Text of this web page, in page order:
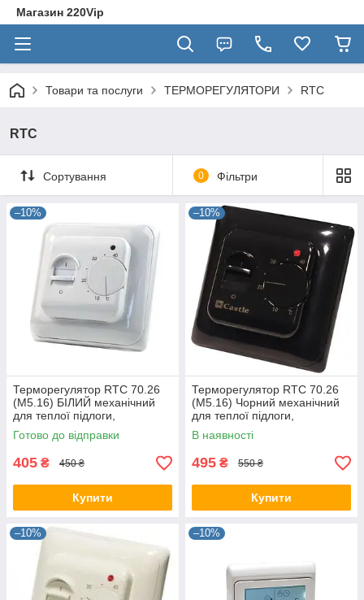
Магазин 220Vip
Товари та послуги ТЕРМОРЕГУЛЯТОРИ RTC
RTC
Сортування 0 Фільтри
–10%
Терморегулятор RTC 70.26
(M5.16) БІЛИЙ механічний
для теплої підлоги,
термостат, датчик
температури
Готово до відправки
405 ₴ 450 ₴
Купити
–10%
Терморегулятор RTC 70.26
(M5.16) Чорний механічний
для теплої підлоги,
термостат, датчик
температури
В наявності
495 ₴ 550 ₴
Купити
–10% –10%